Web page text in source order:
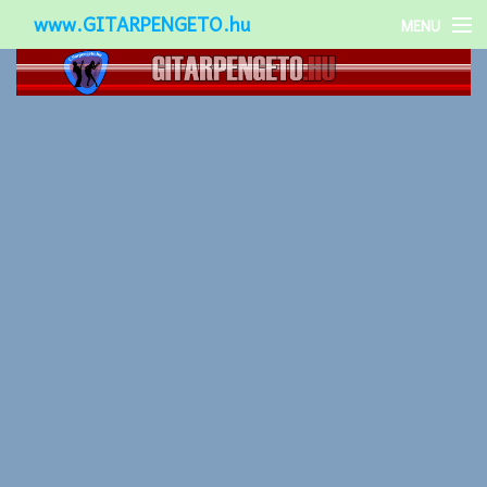
www.GITARPENGETO.hu MENU
Népszerű-